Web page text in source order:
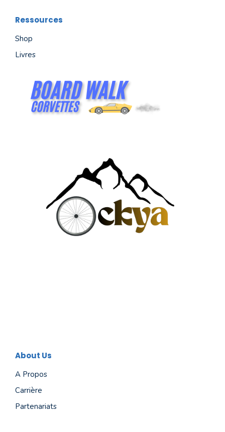
Ressources
Shop
Livres
About Us
A Propos
Carrière
Partenariats